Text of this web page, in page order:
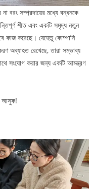
বরং সম্প্রদায়ের মধ্যে বন্ধনকে
শীত এবং একটি সমৃদ্ধ নতুন
কাজ করেছে। যেহেতু কোম্পানি
অব্যাহত রেখেছে, তারা সম্ভাব্য
সংযোগ করার জন্য একটি আমন্ত্রণ
আসুক!